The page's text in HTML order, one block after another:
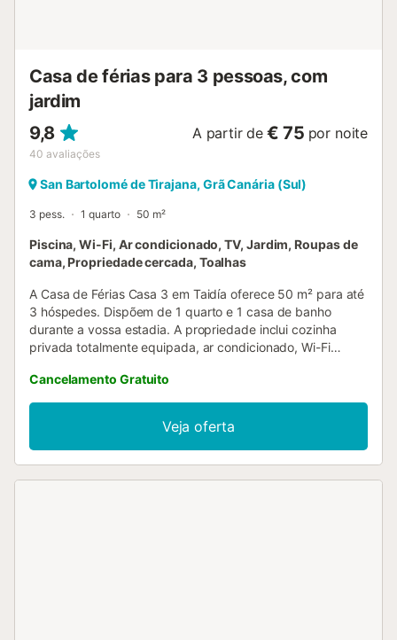
Casa de férias para 3 pessoas, com
jardim
9,8
40 avaliações
A partir de € 75 por noite
San Bartolomé de Tirajana, Grã Canária (Sul)
3 pess. 1 quarto 50 m²
Piscina, Wi-Fi, Ar condicionado, TV, Jardim, Roupas de
cama, Propriedade cercada, Toalhas
A Casa de Férias Casa 3 em Taidía oferece 50 m² para até
3 hóspedes. Dispõem de 1 quarto e 1 casa de banho
durante a vossa estadia. A propriedade inclui cozinha
privada totalmente equipada, ar condicionado, Wi-Fi
trabalho dedicado e um terraço privado sem cobertura
com vista para a montanha, de uso exclusivo vosso.
Relaxem junto à piscina exterior aquecida partilhada no
Palmeral de Taidía, em Taidía, e desfrutem do jardim
comum e do terraço descoberto. Têm ao dispor um duche
Cancelamento Gratuito
Veja oferta